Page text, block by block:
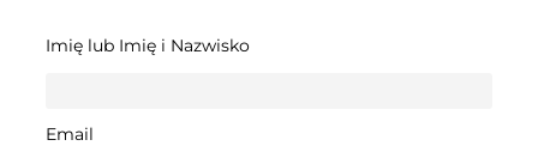
Imię lub Imię i Nazwisko
Email